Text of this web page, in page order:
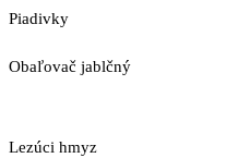
Piadivky
Obaľovač jablčný
Lezúci hmyz